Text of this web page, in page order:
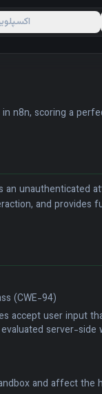
n8n, scoring a
unauthenticated
and provides
(CWE-94)
accept user input
server-side
and affect the